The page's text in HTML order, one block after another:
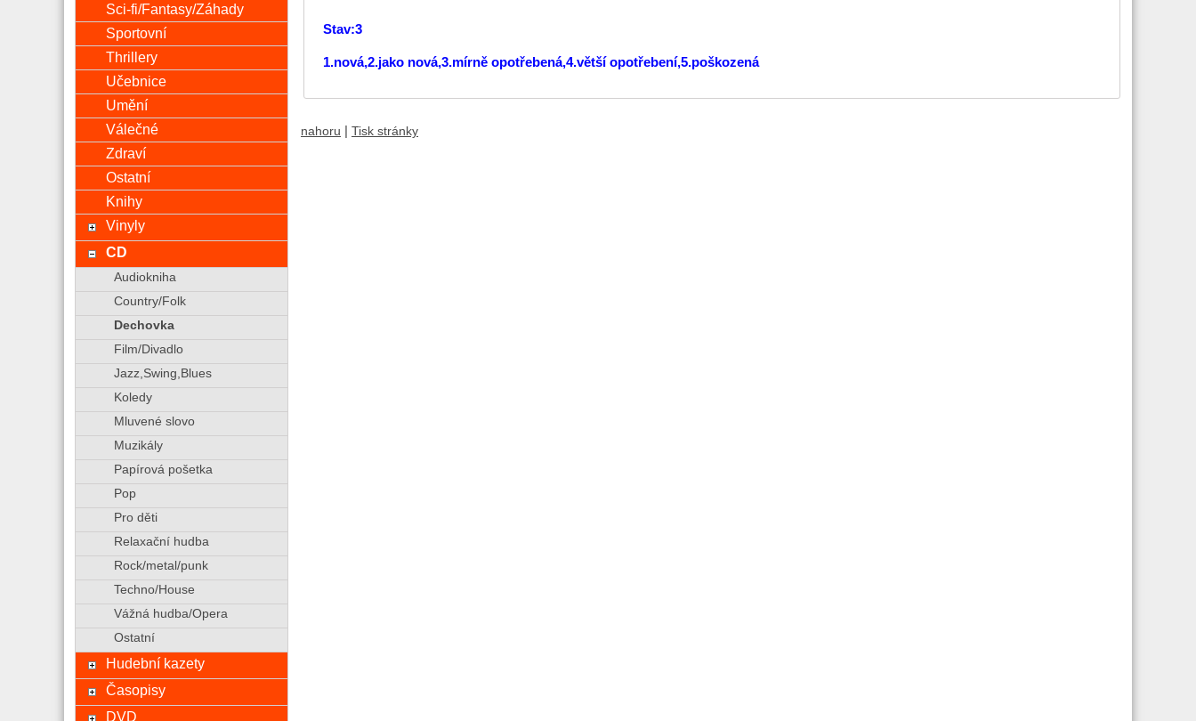
Stav:3
1.nová,2.jako nová,3.mírně opotřebená,4.větší opotřebení,5.poškozená
nahoru Tisk stránky
Sci-fi/Fantasy/Záhady
Sportovní
Thrillery
Učebnice
Umění
Válečné
Zdraví
Ostatní
Knihy
Vinyly
CD
Audiokniha
Country/Folk
Dechovka
Film/Divadlo
Jazz,Swing,Blues
Koledy
Mluvené slovo
Muzikály
Papírová pošetka
Pop
Pro děti
Relaxační hudba
Rock/metal/punk
Techno/House
Vážná hudba/Opera
Ostatní
Hudební kazety
Časopisy
DVD